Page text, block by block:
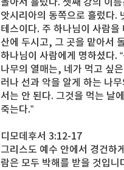
돌아서 흘렀다. 셋째 강의 이
앗시리아의 동쪽으로 흘렀다.
테스이다. 주 하나님이 사람을
산에 두시고, 그 곳을 맡아서
하나님이 사람에게 명하셨다.
나무의 열매는, 네가 먹고 싶
러나 선과 악을 알게 하는 나
서는 안 된다. 그것을 먹는 날
죽는다.”
디모데후서 3:12-17
그리스도 예수 안에서 경건하
람은 모두 박해를 받을 것입니